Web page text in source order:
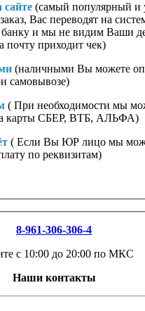
сайте (самый популярный и
Вас переводят на
банку и мы не видим Ваши
почту приходит чек)
(наличными Вы можете
самовывозе)
( При необходимости мы
карты СБЕР, ВТБ, АЛЬФА)
( Если Вы ЮР лицо мы
по реквизитам)
8-961-306-306-4
с 10:00 до 20:00 по МКС
Наши контакты